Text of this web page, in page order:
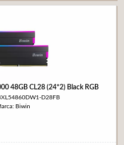
48GB CL28 (24*2) Black RGB
D28FB
Biwin